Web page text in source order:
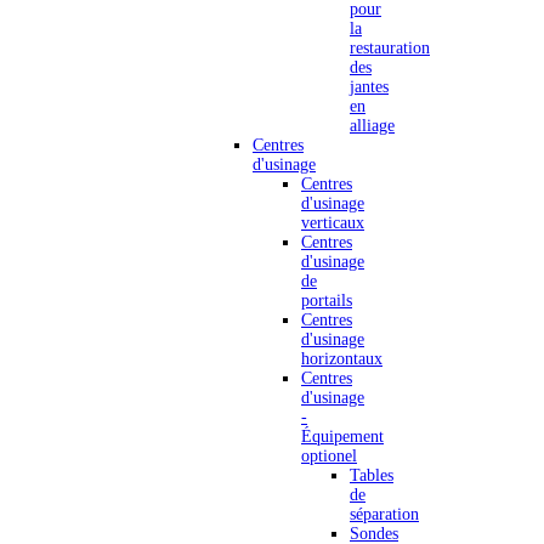
pour
la
restauration
des
jantes
en
alliage
Centres
d'usinage
Centres
d'usinage
verticaux
Centres
d'usinage
de
portails
Centres
d'usinage
horizontaux
Centres
d'usinage
-
Équipement
optionel
Tables
de
séparation
Sondes